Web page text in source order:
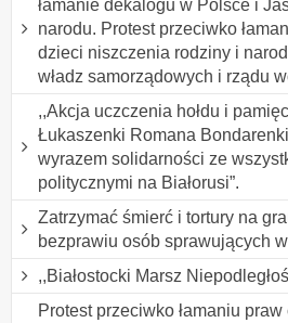
łamanie dekalogu w Polsce i
narodu. Protest przeciwko
dzieci niszczenia rodziny i
władz samorządowych i rządu
,,Akcja uczczenia hołdu i
Łukaszenki Romana
wyrazem solidarności ze
politycznymi na Białorusi”.
Zatrzymać śmierć i tortury na
bezprawiu osób sprawujących
,,Białostocki Marsz
Protest przeciwko łamaniu